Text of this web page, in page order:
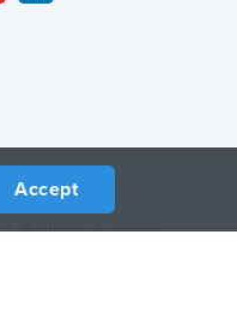
/ Politique de retour
Accept